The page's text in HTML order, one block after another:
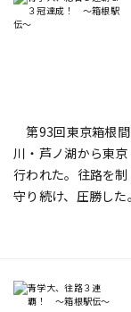
第93回東京箱根
川・芦ノ湖から東
行われた。往路を
守り続け、圧勝し